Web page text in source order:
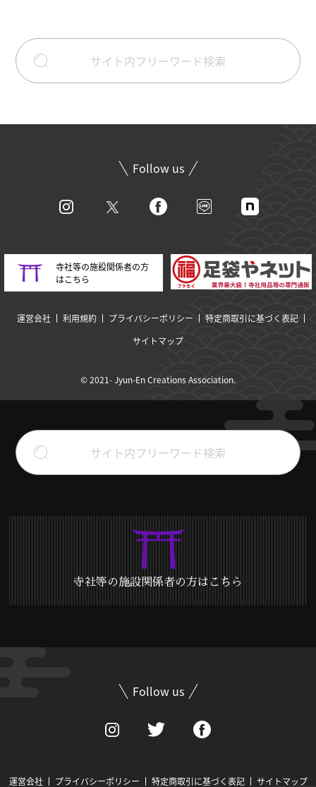
Follow us
寺社等の施設関係者の方
はこちら
運営会社 利用規約 プライバシーポリシー
特定商取引に基づく表記
サイトマップ
© 2021- Jyun-En Creations Association.
寺社等の施設関係者の方はこちら
Follow us
運営会社 プライバシーポリシー 特定商取引に基づく表記 サイトマップ